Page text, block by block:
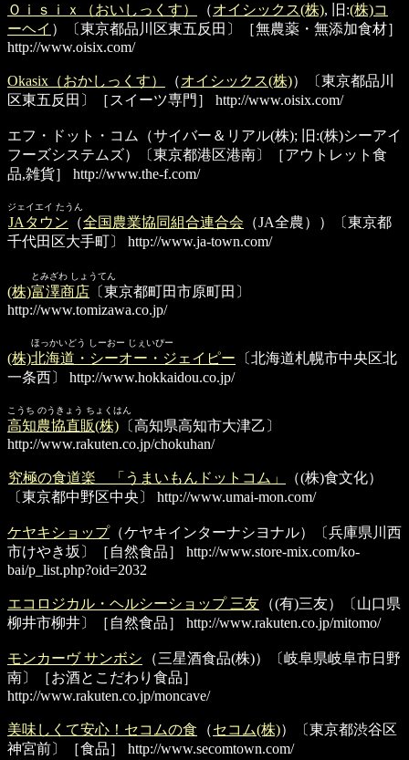
Ｏｉｓｉｘ（おいしっくす） （オイシックス(株), 旧:(株)コ
ーヘイ ）〔東京都品川区東五反田〕［無農薬・無添加食材］
http://www.oisix.com/
Okasix（おかしっくす） （オイシックス(株)）〔東京都品川
区東五反田〕［スイーツ専門］
http://www.oisix.com/
エフ・ドット・コム
（サイバー＆リアル(株); 旧:(株)シーアイ
フーズシステムズ）〔東京都港区港南〕［アウトレット食
品,雑貨］
http://www.the-f.com/
ジェイエイ たうん
JAタウン （全国農業協同組合連合会 （JA全農））〔東京都
千代田区大手町〕
http://www.ja-town.com/
とみざわ しょうてん
(株)富澤商店 〔東京都町田市原町田〕
http://www.tomizawa.co.jp/
ほっかいどう しーおー じぇいぴー
(株)北海道・シーオー・ジェイピー
〔北海道札幌市中央区北
一条西〕
http://www.hokkaidou.co.jp/
こうち のうきょう ちょくはん
高知農協直販(株) 〔高知県高知市大津乙〕
http://www.rakuten.co.jp/chokuhan/
究極の食道楽 「うまいもんドットコム」
（(株)食文化）
〔東京都中野区中央〕
http://www.umai-mon.com/
ケヤキショップ（ケヤキインターナシヨナル）〔兵庫県川西
市けやき坂〕［自然食品］
http://www.store-mix.com/ko-
bai/p_list.php?oid=2032
エコロジカル・ヘルシーショップ 三友 （(有)三友）〔山口県
柳井市柳井〕［自然食品］
http://www.rakuten.co.jp/mitomo/
モンカーヴ サンボシ
（三星酒食品(株)）〔岐阜県岐阜市日野
南〕［お酒とこだわり食品］
http://www.rakuten.co.jp/moncave/
美味しくて安心！セコムの食 （セコム(株)）〔東京都渋谷区
神宮前〕［食品］
http://www.secomtown.com/